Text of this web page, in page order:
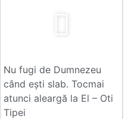
Nu fugi de Dumnezeu
când ești slab. Tocmai
atunci aleargă la El – Oti
Tipei